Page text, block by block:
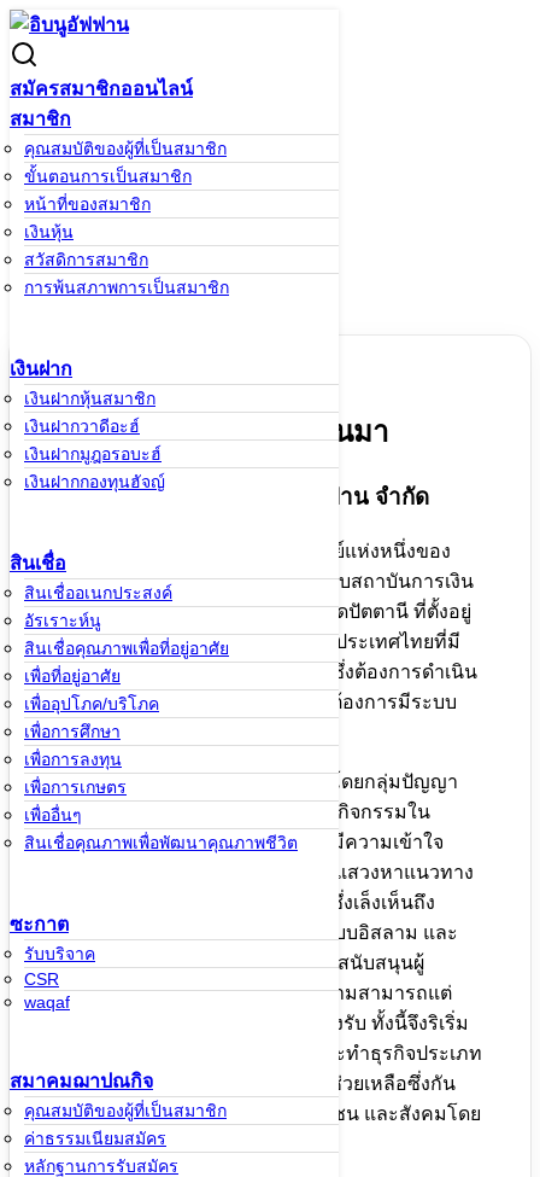
Skip
to
content
สมัครสมาชิกออนไลน์
สมาชิก
คุณสมบัติของผู้ที่เป็นสมาชิก
ขั้นตอนการเป็นสมาชิก
หน้าที่ของสมาชิก
เงินหุ้น
สวัสดิการสมาชิก
การพ้นสภาพการเป็นสมาชิก
เงินฝาก
เงินฝากหุ้นสมาชิก
เงินฝากวาดีอะฮ์
เงินฝากมูฎอรอบะฮ์
เงินฝากกองทุนฮัจญ์
สินเชื่อ
สินเชื่ออเนกประสงค์
อัรเราะห์นู
สินเชื่อคุณภาพเพื่อที่อยู่อาศัย
เพื่อที่อยู่อาศัย
เพื่ออุปโภค/บริโภค
เพื่อการศึกษา
เพื่อการลงทุน
เพื่อการเกษตร
เพื่ออื่นๆ
สินเชื่อคุณภาพเพื่อพัฒนาคุณภาพชีวิต
ซะกาต
รับบริจาค
CSR
waqaf
สมาคมฌาปณกิจ
คุณสมบัติของผู้ที่เป็นสมาชิก
ค่าธรรมเนียมสมัคร
หลักฐานการรับสมัคร
Search
for:
เกี่ยวกับสหกรณ์
หน้าหลัก/เกี่ยวกับสหกรณ์
เกี่ยวกับสหกรณ์
ประวัติความเป็นมา
สหกรณ์อิสลามอิบนูอัฟฟาน จำกัด
อิบนูอัฟฟาน คือ สหกรณ์ออมทรัพย์แห่งหนึ่งของ
ประเทศไทยที่ดำเนินกิจการในระบบสถาบันการเงิน
แบบอิสลาม ก่อเกิดขึ้นมา ณ จังหวัดปัตตานี ที่ตั้งอยู่
ในเขตจังหวัดชายแดนภาคใต้ของประเทศไทยที่มี
ประชากรส่วนใหญ่เป็นชาวมุสลิมซึ่งต้องการดำเนิน
ชีวิตตามวิถีชีวิตแบบอิสลาม และ ต้องการมีระบบ
เศรษฐกิจปลอดดอกเบี้ย
สหกรณ์ฯได้รับการจุดประกายขึ้นโดยกลุ่มปัญญา
ชนมุสลิมที่ได้ศึกษาและร่วมกันทำกิจกรรมใน
สถาบันระดับอุดมศึกษาในภาคใต้มีความเข้าใจ
ปัญหาของสังคมท้องถิ่นจึงร่วมกันแสวงหาแนวทาง
แก้ปัญหาเพื่อพัฒนาสังคมให้ดีขึ้นซึ่งเล็งเห็นถึง
ความสำคัญของ สถาบันการเงินแบบอิสลาม และ
ความจำเป็นของการระดมทุน เพื่อสนับสนุนผู้
ประกอบการและคนรุ่นใหม่ที่มีความสามารถแต่
ปราศจากแหล่งเงินทุนที่ฮาลาลรองรับ ทั้งนี้จึงริเริ่ม
ส่งเสริมให้มีการออมการลงทุนและทำธุรกิจประเภท
ต่างๆ ให้มากขึ้นตลอดจนเป็นการช่วยเหลือซึ่งกัน
และกันระหว่างสมาชิกในกลุ่มชุมชน และสังคมโดย
รวม